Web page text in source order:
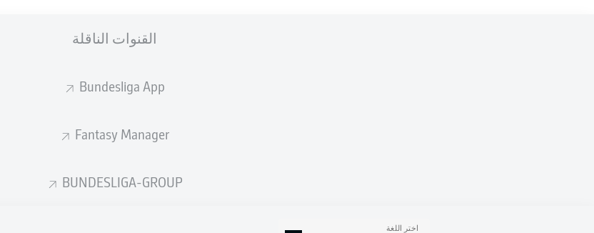
القنوات الناقلة
Bundesliga App
Fantasy Manager
BUNDESLIGA-GROUP
اختر اللغة